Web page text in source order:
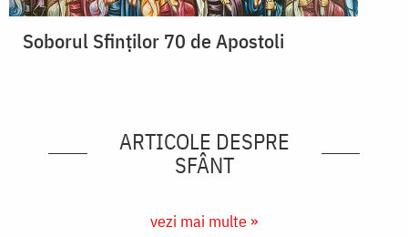
Soborul Sfinților 70 de Apostoli
ARTICOLE DESPRE
SFÂNT
vezi mai multe »